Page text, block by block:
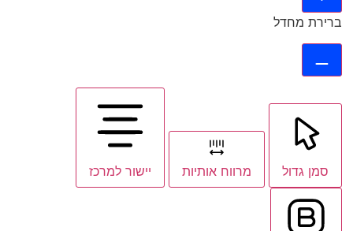
ברירת מחדל
סמן גדול מרווח אותיות יישור למרכז